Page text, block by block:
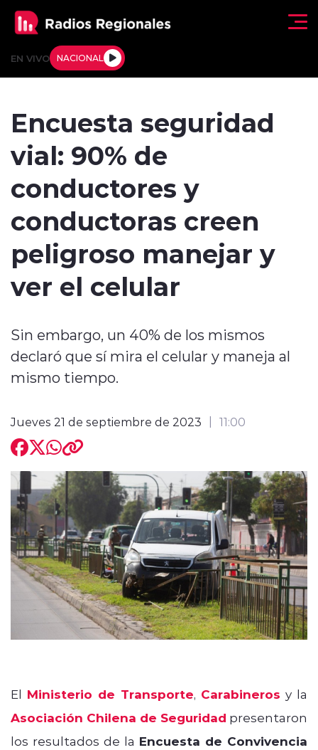
EN VIVO NACIONAL
Deportes
Internacional
Regiones al Aire
modo claro
Encuesta seguridad
vial: 90% de
conductores y
conductoras creen
peligroso manejar y
ver el celular
Sin embargo, un 40% de los mismos
declaró que sí mira el celular y maneja al
mismo tiempo.
Jueves 21 de septiembre de 2023 11:00
El Ministerio de Transporte, Carabineros y la
Asociación Chilena de Seguridad presentaron
los resultados de la Encuesta de Convivencia